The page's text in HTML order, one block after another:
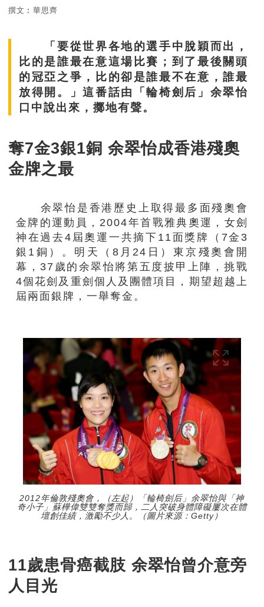
撰文︰華思齊
「要從世界各地的選手中脫穎而出，
比的是誰最在意這場比賽；到了最後關頭
的冠亞之爭，比的卻是誰最不在意，誰最
放得開。」這番話由「輪椅劍后」余翠怡
口中說出來，擲地有聲。
奪7金3銀1銅 余翠怡成香港殘奧
金牌之最
余翠怡是香港歷史上取得最多面殘奧會
金牌的運動員，2004年首戰雅典奧運，女劍
神在過去4屆奧運一共摘下11面獎牌（7金3
銀1銅）。明天（8月24日）東京殘奧會開
幕，37歲的余翠怡將第五度披甲上陣，挑戰
4個花劍及重劍個人及團體項目，期望超越上
屆兩面銀牌，一舉奪金。
2012年倫敦殘奧會，（左起）「輪椅劍后」余翠怡與「神
奇小子」蘇樺偉雙雙奪獎而歸，二人突破身體障礙屢次在體
壇創佳績，激勵不少人。（圖片來源：Getty）
11歲患骨癌截肢 余翠怡曾介意旁
人目光